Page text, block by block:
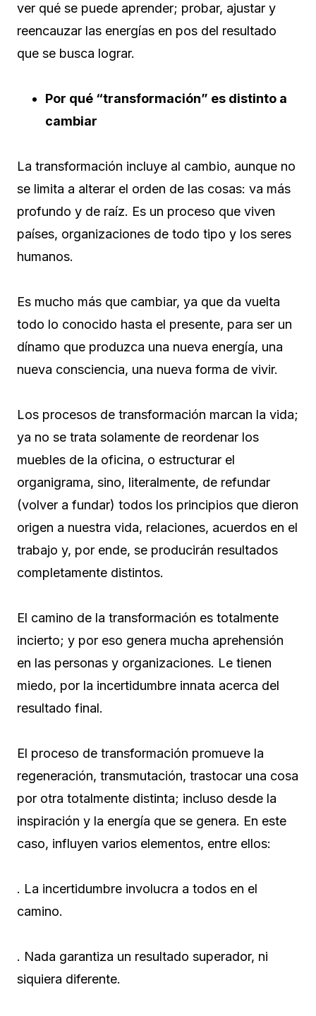
ver qué se puede aprender; probar, ajustar y
reencauzar las energías en pos del resultado
que se busca lograr.
Por qué “transformación” es distinto a
cambiar
La transformación incluye al cambio, aunque no
se limita a alterar el orden de las cosas: va más
profundo y de raíz. Es un proceso que viven
países, organizaciones de todo tipo y los seres
humanos.
Es mucho más que cambiar, ya que da vuelta
todo lo conocido hasta el presente, para ser un
dínamo que produzca una nueva energía, una
nueva consciencia, una nueva forma de vivir.
Los procesos de transformación marcan la vida;
ya no se trata solamente de reordenar los
muebles de la oficina, o estructurar el
organigrama, sino, literalmente, de refundar
(volver a fundar) todos los principios que dieron
origen a nuestra vida, relaciones, acuerdos en el
trabajo y, por ende, se producirán resultados
completamente distintos.
El camino de la transformación es totalmente
incierto; y por eso genera mucha aprehensión
en las personas y organizaciones. Le tienen
miedo, por la incertidumbre innata acerca del
resultado final.
El proceso de transformación promueve la
regeneración, transmutación, trastocar una cosa
por otra totalmente distinta; incluso desde la
inspiración y la energía que se genera. En este
caso, influyen varios elementos, entre ellos:
. La incertidumbre involucra a todos en el
camino.
. Nada garantiza un resultado superador, ni
siquiera diferente.